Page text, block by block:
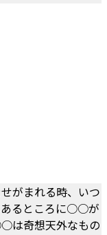
がまれる時、いつ
あるところに○○が
は奇想天外なもの